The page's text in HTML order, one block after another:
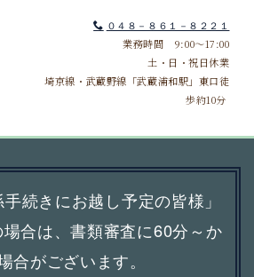
０４８－８６１－８２２１
業務時間 9:00～17:00
土・日・祝日休業
埼京線・武蔵野線「武蔵浦和駅」東口徒
歩約10分
手続きにお越し予定の皆様」
合は、書類審査に60分～か
合がございます。